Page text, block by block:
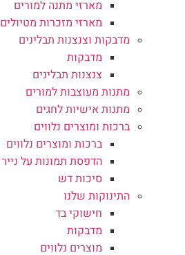
מארזי מתנה למורים
מארזי מזכרות מטיולים
מדבקות וצנצנות תבלינים
מדבקות
צנצנות תבלינים
מתנות מעוצבות למורים
מתנות אישיות לחגים
ברכות ומוצרים נלווים
ברכות ומוצרים נלווים
הדפסת תמונות על נייר
סיכות דש
התינוקות שלנו
חישוקי בד
מדבקות
מוצרים נלווים